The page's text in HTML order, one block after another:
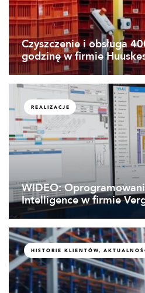
Czyszczenie i obsługa
godzinę w firmie
REALIZACJE
WIDEO:
Intelligence w firmie
HISTORIE KLIENTÓW,